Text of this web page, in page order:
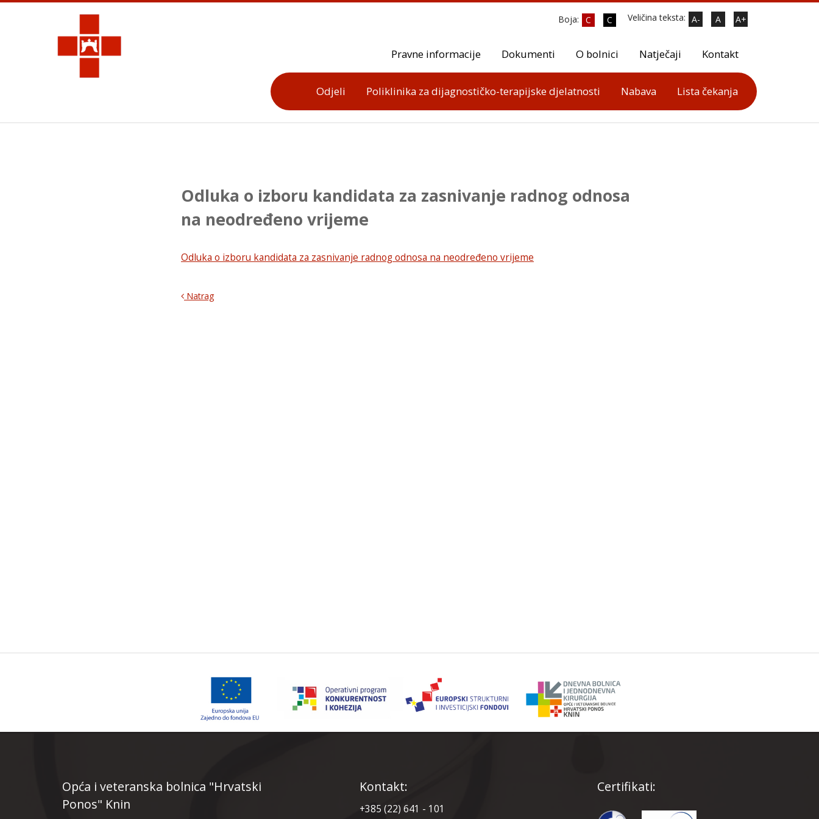
C C
Boja: A- A A+
Veličina teksta:
Pravne informacije Dokumenti O bolnici Natječaji Kontakt
Odjeli Poliklinika za dijagnostičko-terapijske djelatnosti Nabava Lista čekanja
Odluka o izboru kandidata za zasnivanje radnog odnosa
na neodređeno vrijeme
Odluka o izboru kandidata za zasnivanje radnog odnosa na neodređeno vrijeme
Natrag
Opća i veteranska bolnica "Hrvatski
Ponos" Knin
Kontakt:
+385 (22) 641 - 101
Certifikati: